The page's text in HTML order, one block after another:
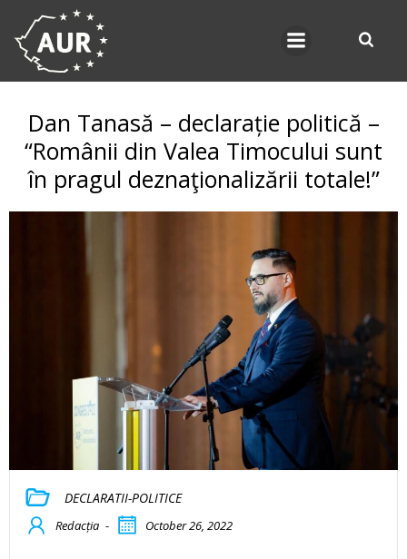
Dan Tanasă – declarație politică –
“Românii din Valea Timocului sunt
în pragul deznaţionalizării totale!”
DECLARATII-POLITICE
Redacția - October 26, 2022